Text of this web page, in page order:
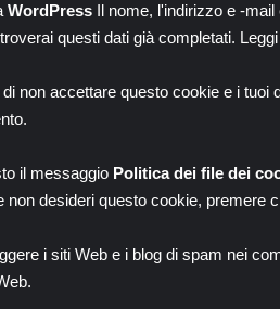
WordPress Il nome, l'indirizzo e -
questi dati già completati.
non accettare questo cookie e i
il messaggio Politica dei file dei
desideri questo cookie, premere
i siti Web e i blog di spam nei